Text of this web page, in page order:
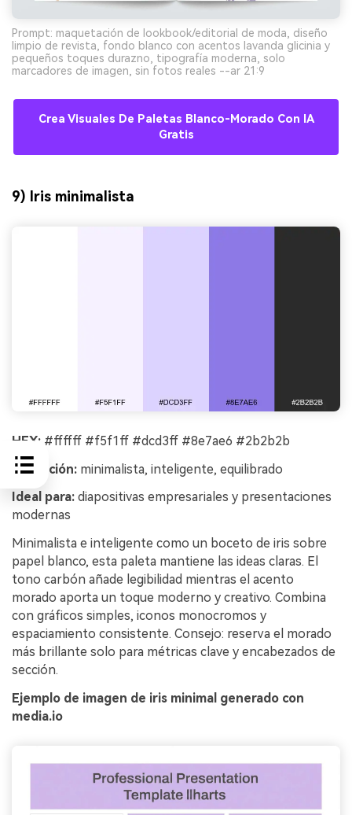
Prompt: maquetación de lookbook/editorial de moda, diseño
limpio de revista, fondo blanco con acentos lavanda glicinia y
pequeños toques durazno, tipografía moderna, solo
marcadores de imagen, sin fotos reales --ar 21:9
Crea Visuales De Paletas Blanco-Morado Con IA
Gratis
9) Iris minimalista
HEX: #ffffff #f5f1ff #dcd3ff #8e7ae6 #2b2b2b
Sensación: minimalista, inteligente, equilibrado
Ideal para: diapositivas empresariales y presentaciones
modernas
Minimalista e inteligente como un boceto de iris sobre
papel blanco, esta paleta mantiene las ideas claras. El
tono carbón añade legibilidad mientras el acento
morado aporta un toque moderno y creativo. Combina
con gráficos simples, iconos monocromos y
espaciamiento consistente. Consejo: reserva el morado
más brillante solo para métricas clave y encabezados de
sección.
Ejemplo de imagen de iris minimal generado con
media.io